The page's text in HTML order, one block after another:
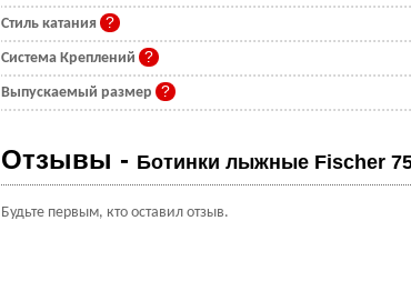
Стиль катания
Система Креплений
Выпускаемый размер
Отзывы - Ботинки лыжные Fischer
Будьте первым, кто оставил отзыв.